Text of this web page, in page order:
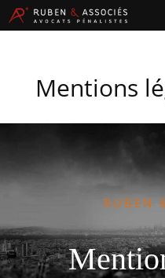
Mentions
RUBEN